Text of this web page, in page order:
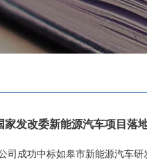
家发改委新能源汽车项目落
司成功中标如皋市新能源汽车